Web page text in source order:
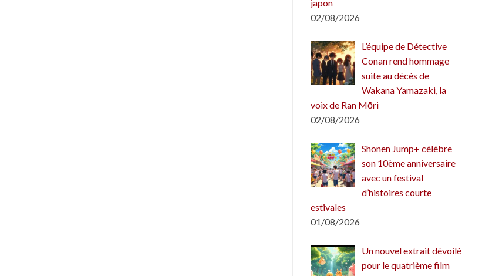
japon
02/08/2026
L’équipe de Détective
Conan rend hommage
suite au décès de
Wakana Yamazaki, la
voix de Ran Mōri
02/08/2026
Shonen Jump+ célèbre
son 10ème anniversaire
avec un festival
d’histoires courte
estivales
01/08/2026
Un nouvel extrait dévoilé
pour le quatrième film